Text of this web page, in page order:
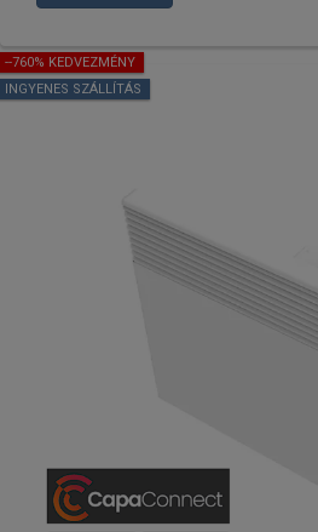
--760% KEDVEZMÉNY
INGYENES SZÁLLÍTÁS